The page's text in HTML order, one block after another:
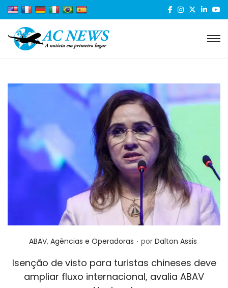
Posted in
ABAV, Agências e Operadoras . por Dalton Assis
Isenção de visto para turistas chineses deve
ampliar fluxo internacional, avalia ABAV